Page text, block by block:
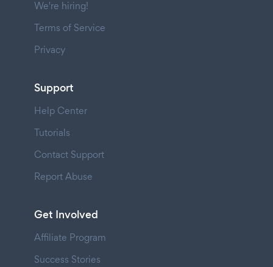
We're hiring!
Terms of Service
Privacy
Support
Help Center
Tutorials
Contact Support
Report Abuse
Get Involved
Affiliate Program
Success Stories